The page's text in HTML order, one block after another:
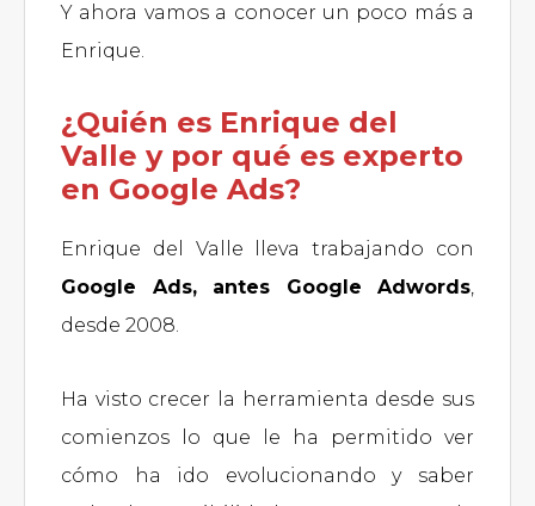
Y ahora vamos a conocer un poco más a
Enrique.
¿Quién es Enrique del
Valle y por qué es experto
en Google Ads?
Enrique del Valle lleva trabajando con
Google Ads, antes Google Adwords,
desde 2008.
Ha visto crecer la herramienta desde sus
comienzos lo que le ha permitido ver
cómo ha ido evolucionando y saber